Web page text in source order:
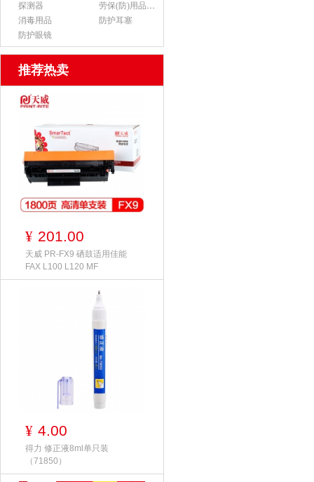
探测器
劳保(防)用品（不含医用产品）
消毒用品
防护耳塞
防护眼镜
推荐热卖
¥ 201.00
天威 PR-FX9 硒鼓适用佳能
FAX L100 L120 MF
¥ 4.00
得力 修正液8ml单只装
（71850）